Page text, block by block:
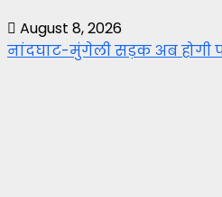
August 8, 2026
नांदघाट-मुंगेली सड़क अब होगी